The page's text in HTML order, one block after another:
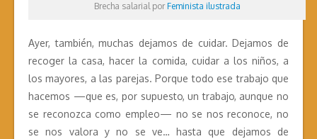
Brecha salarial por Feminista ilustrada
Ayer, también, muchas dejamos de cuidar. Dejamos de
recoger la casa, hacer la comida, cuidar a los niños, a
los mayores, a las parejas. Porque todo ese trabajo que
hacemos —que es, por supuesto, un trabajo, aunque no
se reconozca como empleo— no se nos reconoce, no
se nos valora y no se ve… hasta que dejamos de